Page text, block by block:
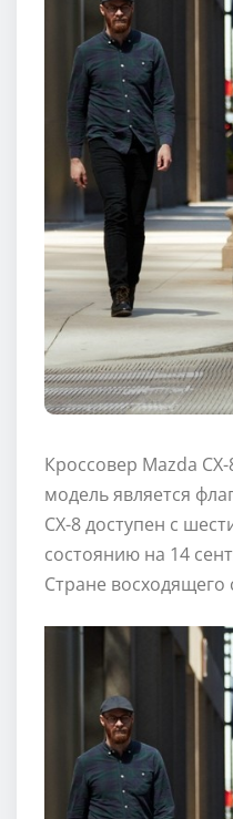
Кроссовер Mazda
модель является
CX-8 доступен с
состоянию на 14
Стране